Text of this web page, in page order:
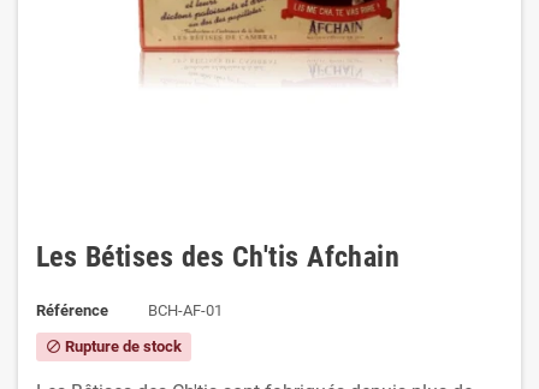
Les Bétises des Ch'tis Afchain
Référence BCH-AF-01
block Rupture de stock